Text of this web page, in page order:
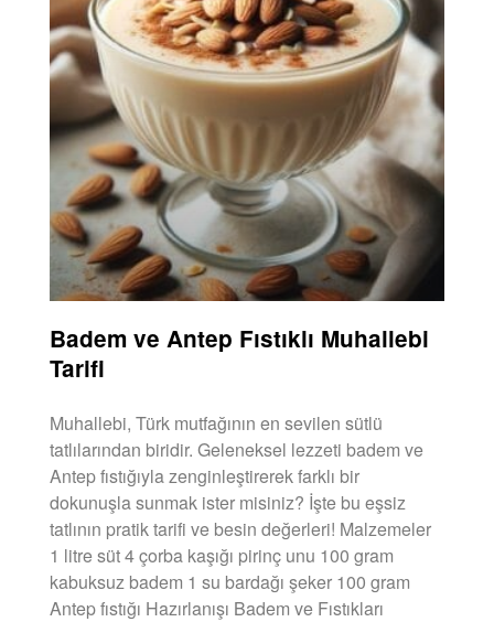
Badem ve Antep Fıstıklı Muhallebi
Tarifi
Muhallebi, Türk mutfağının en sevilen sütlü
tatlılarından biridir. Geleneksel lezzeti badem ve
Antep fıstığıyla zenginleştirerek farklı bir
dokunuşla sunmak ister misiniz? İşte bu eşsiz
tatlının pratik tarifi ve besin değerleri! Malzemeler
1 litre süt 4 çorba kaşığı pirinç unu 100 gram
kabuksuz badem 1 su bardağı şeker 100 gram
Antep fıstığı Hazırlanışı Badem ve Fıstıkları